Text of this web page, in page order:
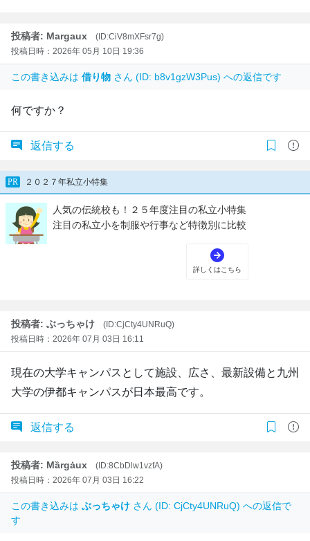
投稿者: Margaux
(ID:CiV8mXFsr7g)
投稿日時：2026年 05月 10日 19:36
この書き込みは 借り物 さん (ID: b8v1gzW3Pus) への返信です
何ですか？
返信する
投稿者: ぶっちゃけ
(ID:CjCty4UNRuQ)
投稿日時：2026年 07月 03日 16:11
現在の大学キャンパスとして施設、広さ、最新設備と九州
大学の伊都キャンパスが日本最高です。
返信する
投稿者: Mȁrgȧux
(ID:8CbDlw1vzfA)
投稿日時：2026年 07月 03日 16:22
この書き込みは ぶっちゃけ さん (ID: CjCty4UNRuQ) への返信で
す